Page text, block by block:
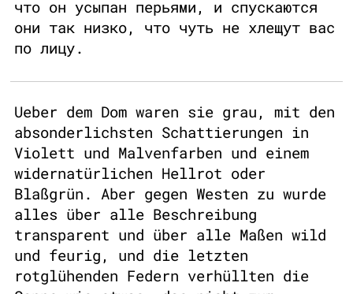
что он усыпан перьями, и спускаются
они так низко, что чуть не хлещут вас
по лицу.
Ueber dem Dom waren sie grau, mit den
absonderlichsten Schattierungen in
Violett und Malvenfarben und einem
widernatürlichen Hellrot oder
Blaßgrün. Aber gegen Westen zu wurde
alles über alle Beschreibung
transparent und über alle Maßen wild
und feurig, und die letzten
rotglühenden Federn verhüllten die